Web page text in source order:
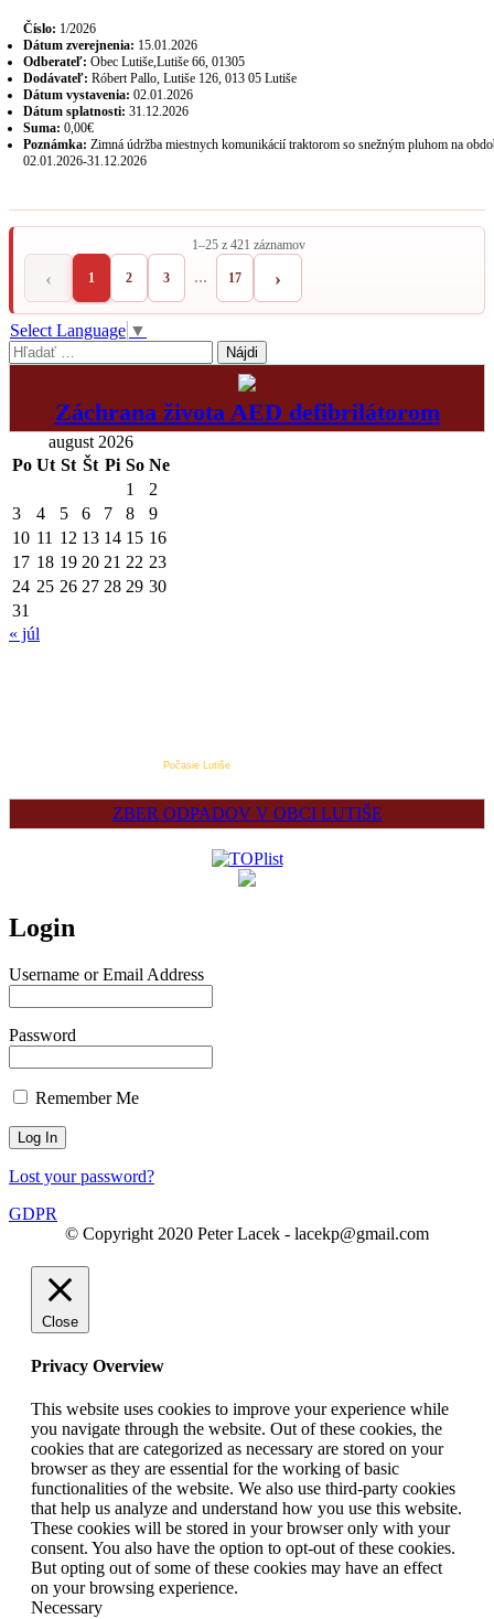
Číslo: 1/2026
Dátum zverejnenia: 15.01.2026
Odberateľ: Obec Lutiše,Lutiše 66, 01305
Dodávateľ: Róbert Pallo, Lutiše 126, 013 05 Lutiše
Dátum vystavenia: 02.01.2026
Dátum splatnosti: 31.12.2026
Suma: 0,00€
Poznámka: Zimná údržba miestnych komunikácií traktorom so snežným pluhom na
02.01.2026-31.12.2026
1–25 z 421 záznamov
‹ 1 2 3 … 17 ›
Select Language ▼
Hľadať:
Záchrana života AED defibrilátorom
august 2026
Po Ut St Št Pi So Ne
1
2
3
4 5 6 7 8
9
10 11 12 13 14 15 16
17 18 19 20 21 22 23
24 25 26 27 28 29 30
31
« júl
Počasie Lutiše
ZBER ODPADOV V OBCI LUTIŠE
Login
Username or Email Address
Password
Remember Me
Lost your password?
GDPR
© Copyright 2020 Peter Lacek - lacekp@gmail.com
Close
Privacy Overview
This website uses cookies to improve your experience while
you navigate through the website. Out of these cookies, the
cookies that are categorized as necessary are stored on your
browser as they are essential for the working of basic
functionalities of the website. We also use third-party cookies
that help us analyze and understand how you use this website.
These cookies will be stored in your browser only with your
consent. You also have the option to opt-out of these cookies.
But opting out of some of these cookies may have an effect
on your browsing experience.
Necessary